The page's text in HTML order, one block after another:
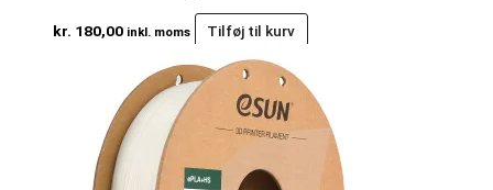
kr. 180,00 inkl. moms Tilføj til kurv